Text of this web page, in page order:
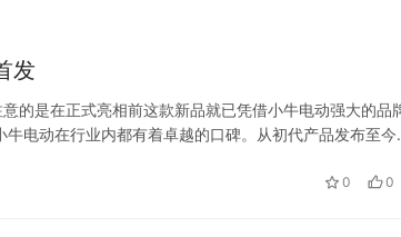
发
的是在正式亮相前这款新品就已凭借小牛电动强大的品
电动在行业内都有着卓越的口碑。从初代产品发布至今
0 0